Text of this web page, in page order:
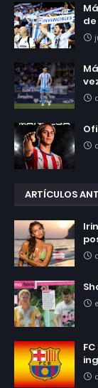
ARTÍCULOS